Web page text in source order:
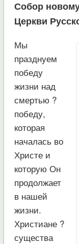
Собор
Церкви
Мы
празднуем
победу
жизни над
смертью ?
победу,
которая
началась во
Христе и
которую Он
продолжает
в нашей
жизни.
Христиане ?
существа